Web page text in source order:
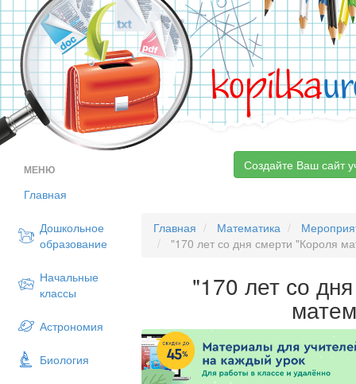
kopilka
МЕНЮ
Главная
Дошкольное
образование
Начальные
классы
Астрономия
Биология
Создайте Ваш сайт
Главная Математика
"170 лет со дня смерти "Короля
"170 лет со